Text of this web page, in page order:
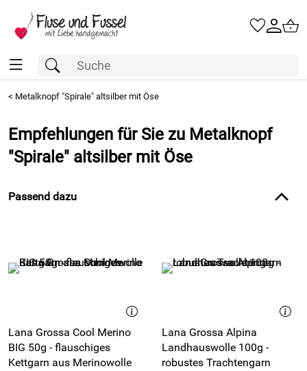
< Metalknopf "Spirale" altsilber mit Öse
Empfehlungen für Sie zu Metalknopf
"Spirale" altsilber mit Öse
Passend dazu
Lana Grossa Cool Merino
BIG 50g - flauschiges
Kettgarn aus Merinowolle
Lana Grossa Alpina
Landhauswolle 100g -
robustes Trachtengarn